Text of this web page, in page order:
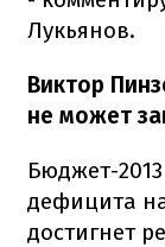
Лукьянов.
Виктор
не может
Бюджет-
дефицита
достигнет